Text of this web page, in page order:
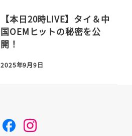
【本日20時LIVE】タイ＆中
国OEMヒットの秘密を公
開！
2025年9月9日
F I